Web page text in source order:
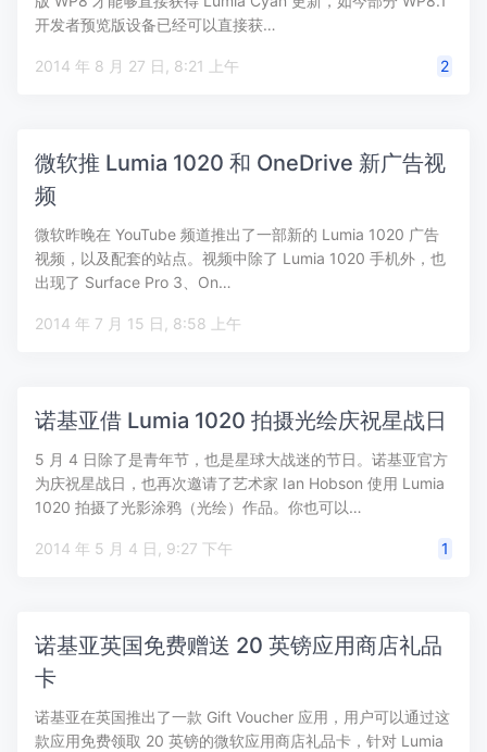
开发者预览版设备已经可以直接获…
2014 年 8 月 27 日, 8:21 上午 2
微软推 Lumia 1020 和 OneDrive 新广告视
频
微软昨晚在 YouTube 频道推出了一部新的 Lumia 1020 广告
视频，以及配套的站点。视频中除了 Lumia 1020 手机外，也
出现了 Surface Pro 3、On…
2014 年 7 月 15 日, 8:58 上午
诺基亚借 Lumia 1020 拍摄光绘庆祝星战日
5 月 4 日除了是青年节，也是星球大战迷的节日。诺基亚官方
为庆祝星战日，也再次邀请了艺术家 Ian Hobson 使用 Lumia
1020 拍摄了光影涂鸦（光绘）作品。你也可以…
2014 年 5 月 4 日, 9:27 下午 1
诺基亚英国免费赠送 20 英镑应用商店礼品
卡
诺基亚在英国推出了一款 Gift Voucher 应用，用户可以通过这
款应用免费领取 20 英镑的微软应用商店礼品卡，针对 Lumia